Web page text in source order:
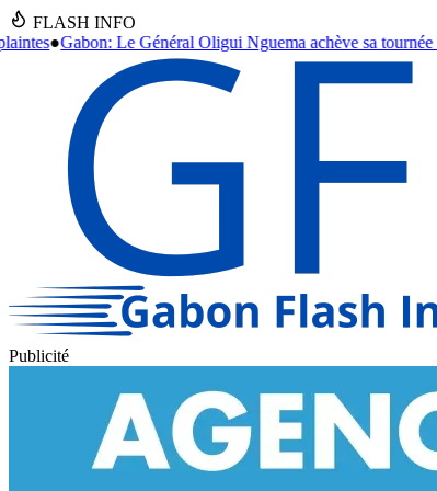
FLASH INFO
achève sa tournée africaine, des accords stratégiques
Publicité